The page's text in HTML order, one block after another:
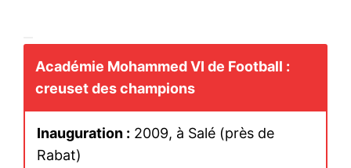
Académie Mohammed VI de Football :
creusetdes champions
Inauguration : 2009, à Salé (près de
Rabat)